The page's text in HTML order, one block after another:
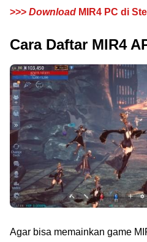
>>> Download MIR4 PC di
Cara Daftar MIR4
Agar bisa memainkan game